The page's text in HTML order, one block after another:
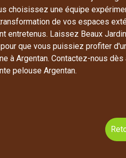
choisissez une équipe
de vos espaces
entretenus. Laissez Beaux
que vous puissiez profiter
à Argentan. Contactez-nous dès
pelouse Argentan.